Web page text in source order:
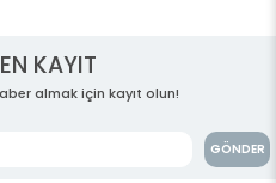
KAYIT
almak için kayıt olun!
GÖNDER